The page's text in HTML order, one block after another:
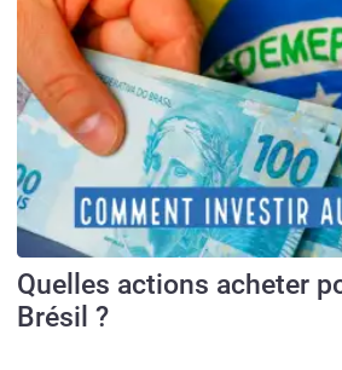
Quelles actions acheter
Brésil ?